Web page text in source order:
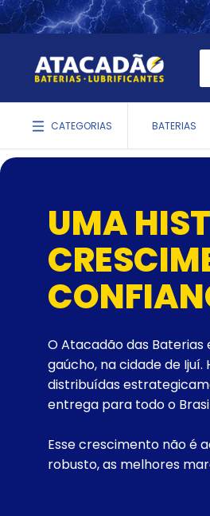
CATEGORIAS BATERIAS
UMA
O Atacadão das
gaúcho, na cidade de Ijuí.
distribuídas
entrega para todo o
Esse crescimento não é
robusto, as melhores